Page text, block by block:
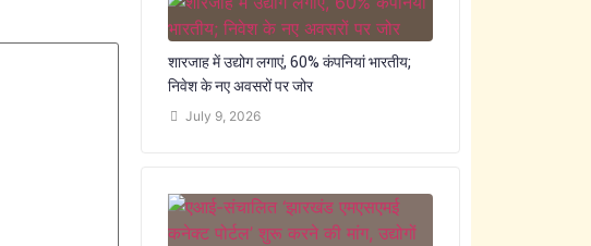
शारजाह में उद्योग लगाएं, 60% कंपनियां भारतीय;
निवेश के नए अवसरों पर जोर
July 9, 2026